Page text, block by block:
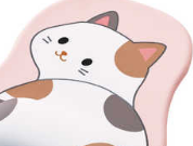
ッド"MOCHIMAL"(モチマ